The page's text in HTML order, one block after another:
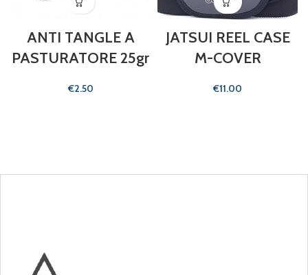
ANTI TANGLE A
PASTURATORE 25gr
€
JATSUI REEL CASE
M-COVER
€